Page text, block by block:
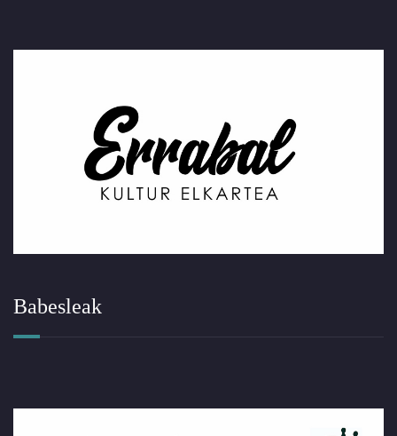
Babesleak